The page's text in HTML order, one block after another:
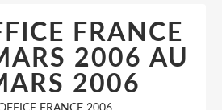
FRANCE
2006 AU
2006